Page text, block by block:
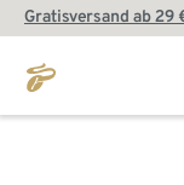
Gratisversand ab 29